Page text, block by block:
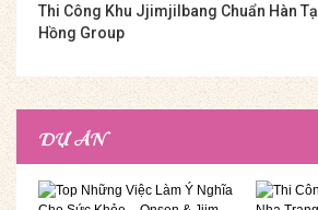
Thi Công Khu Jjimjilbang Chuẩn Hàn
Hồng Group
DỰ ÁN